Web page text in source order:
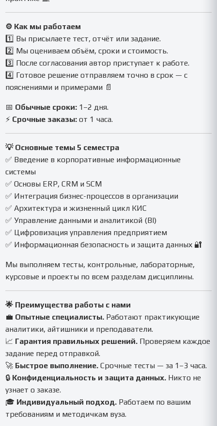
⚙️ Как мы работаем
1️⃣ Вы присылаете тест, отчёт или задание.
2️⃣ Мы оцениваем объём, сроки и стоимость.
3️⃣ После согласования автор приступает к работе.
4️⃣ Готовое решение отправляем точно в срок — с
пояснениями и примерами 📄
📅 Обычные сроки: 1–2 дня.
⚡ Срочные заказы: от 1 часа.
💡 Основные темы 5 семестра
✅ Введение в корпоративные информационные
системы
✅ Основы ERP, CRM и SCM
✅ Интеграция бизнес-процессов в организации
✅ Архитектура и жизненный цикл КИС
✅ Управление данными и аналитикой (BI)
✅ Цифровизация управления предприятием
✅ Информационная безопасность и защита данных 🔐
Мы выполняем тесты, контрольные, лабораторные,
курсовые и проекты по всем разделам дисциплины.
🌟 Преимущества работы с нами
💼 Опытные специалисты. Работают практикующие
аналитики, айтишники и преподаватели.
📈 Гарантия правильных решений. Проверяем каждое
задание перед отправкой.
🚀 Быстрое выполнение. Срочные тесты — за 1–3 часа.
🔒 Конфиденциальность и защита данных. Никто не
узнает о заказе.
🎓 Индивидуальный подход. Работаем по вашим
требованиям и методичкам вуза.